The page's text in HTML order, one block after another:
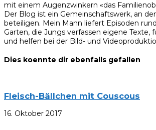
mit einem Augenzwinkern «das
Der Blog ist ein Gemeinschaftswerk, an
beteiligen. Mein Mann liefert Episoden
Garten, die Jungs verfassen eigene Texte,
und helfen bei der Bild- und
Dies koennte dir ebenfalls gefallen
Fleisch-Bällchen mit Couscous
16. Oktober 2017